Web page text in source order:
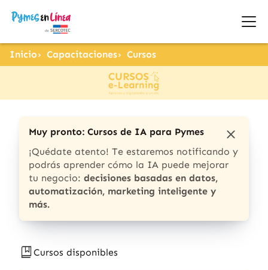
Inicio Capacitaciones Cursos
Muy pronto: Cursos de IA para Pymes
¡Quédate atento! Te estaremos notificando y
podrás aprender cómo la IA puede mejorar
tu negocio: decisiones basadas en datos,
automatización, marketing inteligente y
más.
Cursos disponibles